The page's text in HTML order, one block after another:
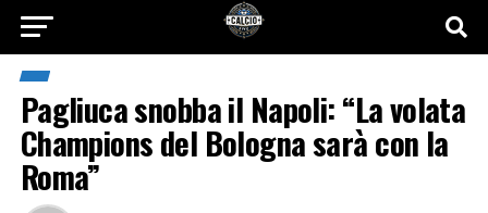
Pagliuca snobba il Napoli: “La volata
Champions del Bologna sarà con la
Roma”